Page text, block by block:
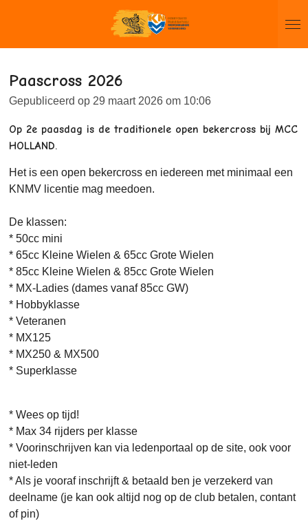
naar
hoofdinhoud
Paascross 2026
Gepubliceerd op 29 maart 2026 om 10:06
Op 2e paasdag is de traditionele open bekercross bij MCC
HOLLAND.
Het is een open bekercross en iedereen met minimaal een
KNMV licentie mag meedoen.
De klassen:
* 50cc mini
* 65cc Kleine Wielen & 65cc Grote Wielen
* 85cc Kleine Wielen & 85cc Grote Wielen
* MX-Ladies (dames vanaf 85cc GW)
* Hobbyklasse
* Veteranen
* MX125
* MX250 & MX500
* Superklasse
* Wees op tijd!
* Max 34 rijders per klasse
* Voorinschrijven kan via ledenportaal op de site, ook voor
niet-leden
* Als je vooraf inschrijft & betaald ben je verzekerd van
deelname (je kan ook altijd nog op de club betalen, contant
of pin)